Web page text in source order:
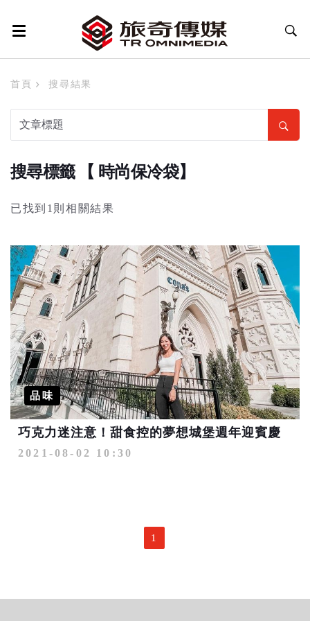
首頁 搜尋結果
搜尋標籤 【 時尚保冷袋】
已找到1則相關結果
品味
巧克力迷注意！甜食控的夢想城堡週年迎賓慶
2021-08-02 10:30
1